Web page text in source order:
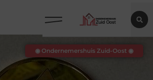
◉ Ondernemershuis Zuid-Oost ◉